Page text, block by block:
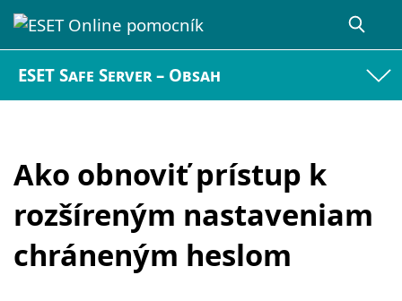
ESET Safe Server – Obsah
Ako obnoviť prístup k
rozšíreným nastaveniam
chráneným heslom